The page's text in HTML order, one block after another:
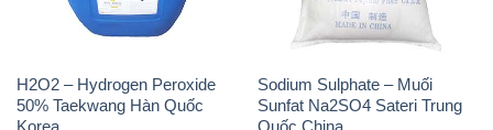
H2O2 – Hydrogen Peroxide
50% Taekwang Hàn Quốc
Korea
Sodium Sulphate – Muối
Sunfat Na2SO4 Sateri Trung
Quốc China